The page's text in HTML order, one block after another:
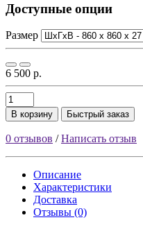
Доступные опции
Размер
6 500 р.
В корзину Быстрый заказ
0 отзывов /Написать отзыв
Описание
Характеристики
Доставка
Отзывы (0)